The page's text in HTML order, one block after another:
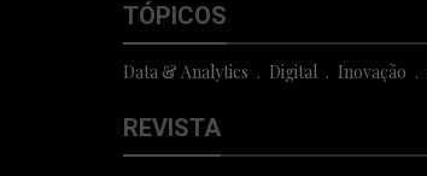
TÓPICOS
Data & Analytics Digital Inovação
REVISTA